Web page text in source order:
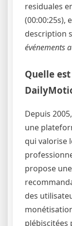
residuales
(00:00:25s),
description
événements
Quelle
Depuis
une
qui valorise
propose
des
plébiscitées